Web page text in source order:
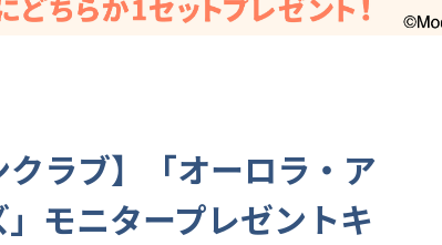
クラブ】「オーロラ・ア
モニタープレゼントキ